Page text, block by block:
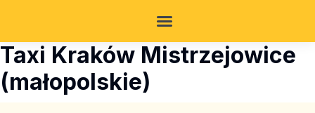
Taxi Kraków Mistrzejowice
(małopolskie)